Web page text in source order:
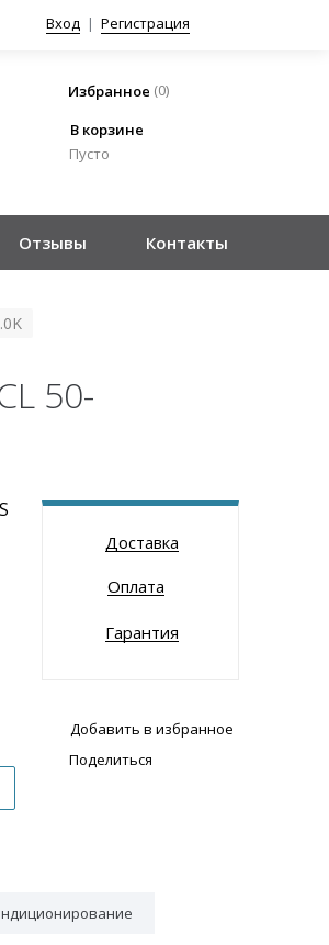
Вход | Регистрация
Избранное (0)
В корзине
Пусто
Отзывы Контакты
50-
Доставка
Оплата
Гарантия
Добавить в избранное
Поделиться